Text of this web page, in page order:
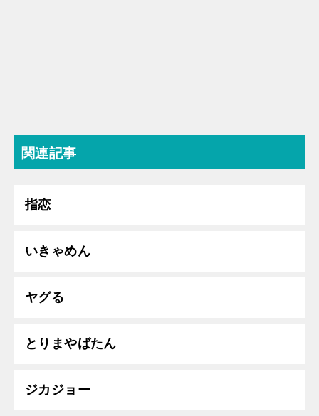
関連記事
指恋
いきゃめん
ヤグる
とりまやばたん
ジカジョー